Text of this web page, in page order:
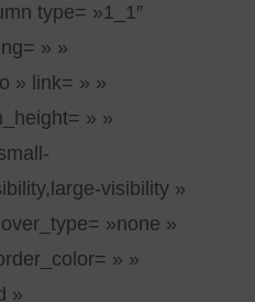
type= »1_1″
» »
» link= » »
» »
visibility »
»none »
» »
»